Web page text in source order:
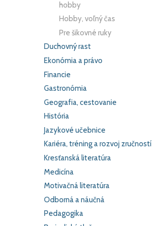
hobby
Hobby, voľný čas
Pre šikovné ruky
Duchovný rast
Ekonómia a právo
Financie
Gastronómia
Geografia, cestovanie
História
Jazykové učebnice
Kariéra, tréning a rozvoj zručností
Kresťanská literatúra
Medicína
Motivačná literatúra
Odborná a náučná
Pedagogika